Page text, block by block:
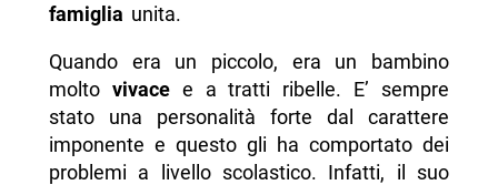
famiglia unita.
Quando era un piccolo, era un bambino
molto vivace e a tratti ribelle. E’ sempre
stato una personalità forte dal carattere
imponente e questo gli ha comportato dei
problemi a livello scolastico. Infatti, il suo